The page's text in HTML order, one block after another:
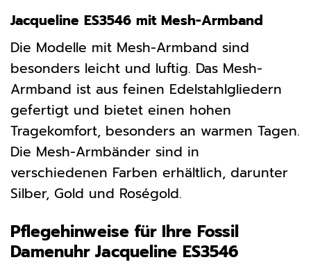
Jacqueline ES3546 mit Mesh-Armband
Die Modelle mit Mesh-Armband sind
besonders leicht und luftig. Das Mesh-
Armband ist aus feinen Edelstahlgliedern
gefertigt und bietet einen hohen
Tragekomfort, besonders an warmen Tagen.
Die Mesh-Armbänder sind in
verschiedenen Farben erhältlich, darunter
Silber, Gold und Roségold.
Pflegehinweise für Ihre Fossil
Damenuhr Jacqueline ES3546